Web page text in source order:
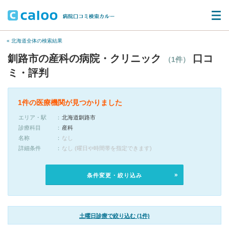
« 北海道全体の検索結果
釧路市の産科の病院・クリニック （1件）
口コ
ミ・評判
1件の医療機関が見つかりました
エリア・駅
北海道釧路市
診療科目
産科
名称
なし
詳細条件
なし (曜日や時間帯を指定できます)
条件変更・絞り込み
土曜日診療で絞り込む (1件)